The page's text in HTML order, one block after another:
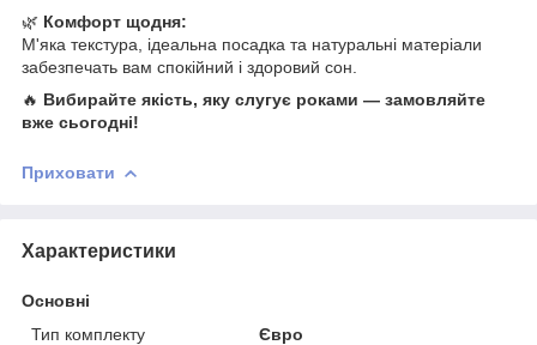
🌿 Комфорт щодня:
М'яка текстура, ідеальна посадка та натуральні матеріали
забезпечать вам спокійний і здоровий сон.
🔥 Вибирайте якість, яку слугує роками — замовляйте
вже сьогодні!
Приховати
Характеристики
Основні
Тип комплекту
Євро